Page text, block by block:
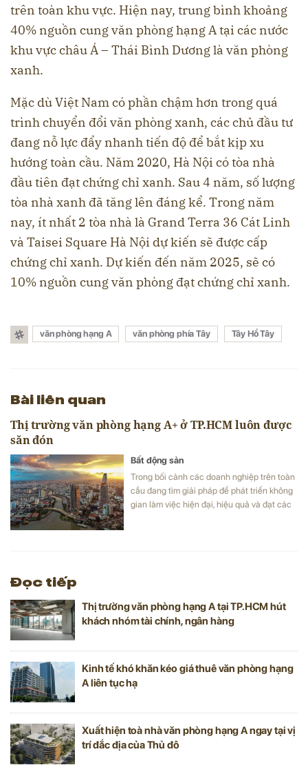
trên toàn khu vực. Hiện nay, trung bình khoảng
40% nguồn cung văn phòng hạng A tại các nước
khu vực châu Á – Thái Bình Dương là văn phòng
xanh.
Mặc dù Việt Nam có phần chậm hơn trong quá
trình chuyển đổi văn phòng xanh, các chủ đầu tư
đang nỗ lực đẩy nhanh tiến độ để bắt kịp xu
hướng toàn cầu. Năm 2020, Hà Nội có tòa nhà
đầu tiên đạt chứng chỉ xanh. Sau 4 năm, số lượng
tòa nhà xanh đã tăng lên đáng kể. Trong năm
nay, ít nhất 2 tòa nhà là Grand Terra 36 Cát Linh
và Taisei Square Hà Nội dự kiến sẽ được cấp
chứng chỉ xanh. Dự kiến đến năm 2025, sẽ có
10% nguồn cung văn phòng đạt chứng chỉ xanh.
văn phòng hạng A văn phòng phía Tây Tây Hồ Tây
Bài liên quan
Thị trường văn phòng hạng A+ ở TP.HCM luôn được
săn đón
Bất động sản
Trong bối cảnh các doanh nghiệp trên toàn
cầu đang tìm giải pháp để phát triển không
gian làm việc hiện đại, hiệu quả và đạt các
ngoài.
Đọc tiếp
Thị trường văn phòng hạng A tại TP.HCM hút
khách nhóm tài chính, ngân hàng
Kinh tế khó khăn kéo giá thuê văn phòng hạng
A liên tục hạ
Xuất hiện toà nhà văn phòng hạng A ngay tại vị
trí đắc địa của Thủ đô